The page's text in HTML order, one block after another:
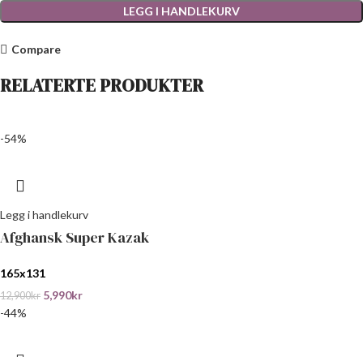
LEGG I HANDLEKURV
Compare
RELATERTE PRODUKTER
-54%
Legg i handlekurv
Afghansk Super Kazak
165x131
12,900kr 5,990kr
-44%